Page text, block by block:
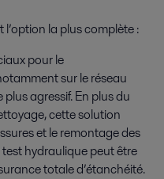
l’option la plus complète :
pour le
sur le réseau
plus agressif. En plus du
cette solution
et le remontage des
hydraulique peut être
totale d’étanchéité.